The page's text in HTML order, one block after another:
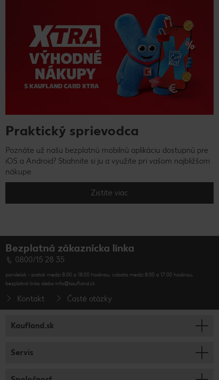
Praktický sprievodca
Poznáte už našu bezplatnú mobilnú aplikáciu dostupnú pre
iOS a Android? Stiahnite si ju a využite pri vašom najbližšom
nákupe.
Zistite viac
Bezplatná zákaznícka linka
0800/15 28 35
pondelok - piatok medzi 8:00 a 18:00 hodinou, sobota medzi 8:00 a 17:00 hodinou,
bezplatná linka alebo info@kaufland.sk
Kontakt Časté otázky
Kaufland.sk
Servis